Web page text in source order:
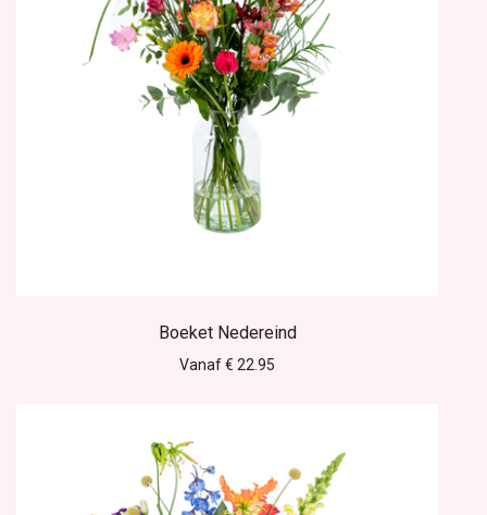
Boeket Nedereind
Vanaf € 22.95